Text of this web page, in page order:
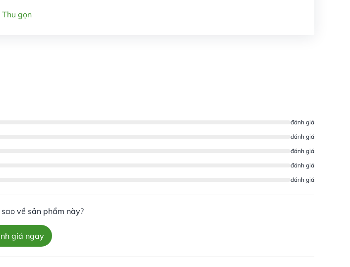
Thu gọn
đánh giá
đánh giá
đánh giá
đánh giá
đánh giá
về sản phẩm này?
giá ngay